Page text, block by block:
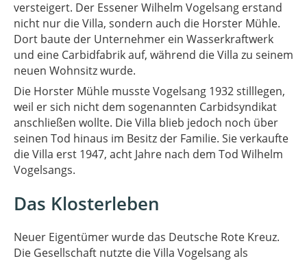
versteigert. Der Essener Wilhelm Vogelsang erstand
nicht nur die Villa, sondern auch die Horster Mühle.
Dort baute der Unternehmer ein Wasserkraftwerk
und eine Carbidfabrik auf, während die Villa zu seinem
neuen Wohnsitz wurde.
Die Horster Mühle musste Vogelsang 1932 stilllegen,
weil er sich nicht dem sogenannten Carbidsyndikat
anschließen wollte. Die Villa blieb jedoch noch über
seinen Tod hinaus im Besitz der Familie. Sie verkaufte
die Villa erst 1947, acht Jahre nach dem Tod Wilhelm
Vogelsangs.
Das Klosterleben
Neuer Eigentümer wurde das Deutsche Rote Kreuz.
Die Gesellschaft nutzte die Villa Vogelsang als